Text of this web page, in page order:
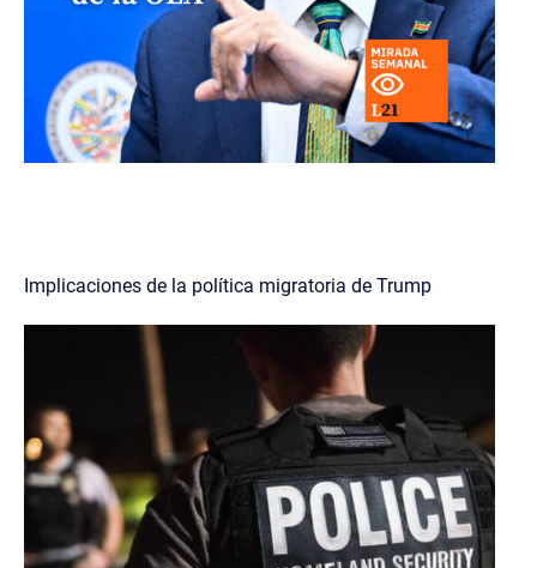
Implicaciones de la política migratoria de Trump